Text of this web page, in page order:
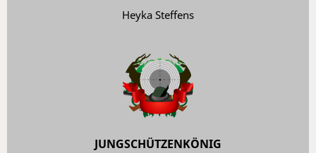
Heyka Steffens
JUNGSCHÜTZENKÖNIG